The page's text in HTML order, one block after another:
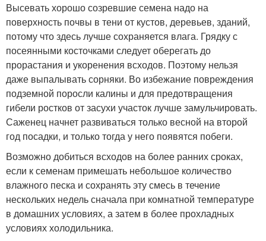
Высевать хорошо созревшие семена надо на
поверхность почвы в тени от кустов, деревьев, зданий,
потому что здесь лучше сохраняется влага. Грядку с
посеянными косточками следует оберегать до
прорастания и укоренения всходов. Поэтому нельзя
даже выпалывать сорняки. Во избежание повреждения
подземной поросли калины и для предотвращения
гибели ростков от засухи участок лучше замульчировать.
Саженец начнет развиваться только весной на второй
год посадки, и только тогда у него появятся побеги.
Возможно добиться всходов на более ранних сроках,
если к семенам примешать небольшое количество
влажного песка и сохранять эту смесь в течение
нескольких недель сначала при комнатной температуре
в домашних условиях, а затем в более прохладных
условиях холодильника.